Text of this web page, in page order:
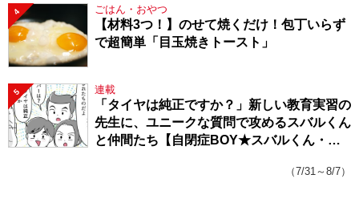
4 ごはん・おやつ
【材料3つ！】のせて焼くだけ！包丁いらず
で超簡単「目玉焼きトースト」
5 連載
「タイヤは純正ですか？」新しい教育実習の
先生に、ユニークな質問で攻めるスバルくん
と仲間たち【自閉症BOY★スバルくん・
（7/31～8/7）